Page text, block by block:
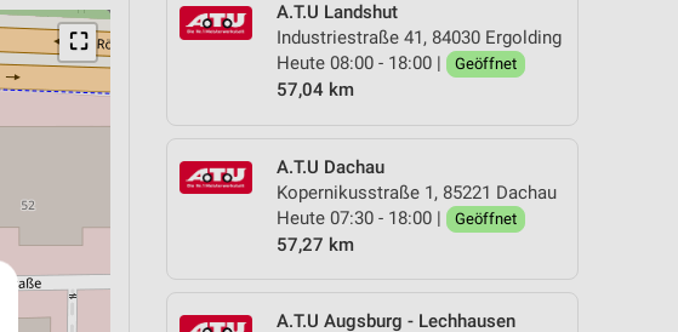
A.T.U Landshut
Industriestraße 41, 84030 Ergolding
Heute 08:00 - 18:00 |
Geöffnet
57,04 km
A.T.U Dachau
Kopernikusstraße 1, 85221 Dachau
Heute 07:30 - 18:00 |
Geöffnet
57,27 km
A.T.U Augsburg - Lechhausen
⛶